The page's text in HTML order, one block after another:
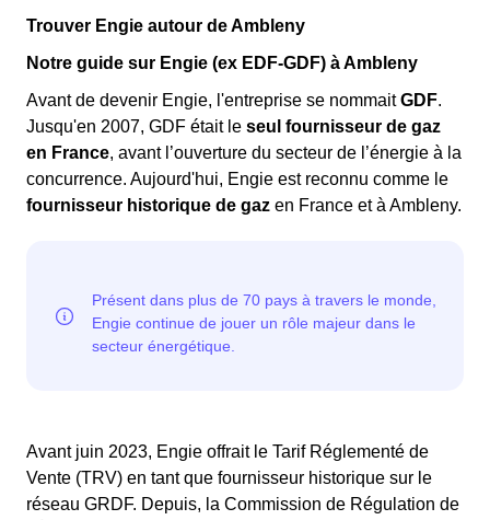
Trouver Engie autour de Ambleny
Notre guide sur Engie (ex EDF-GDF) à Ambleny
Avant de devenir Engie, l'entreprise se nommaitGDF.
Jusqu'en 2007, GDF était le seul fournisseur de gaz
en France, avant l’ouverture du secteur de l’énergie à la
concurrence. Aujourd'hui, Engie est reconnu comme le
fournisseur historique de gaz en France et à Ambleny.
Avant juin 2023, Engie offrait le Tarif Réglementé de
Vente (TRV) en tant que fournisseur historique sur le
réseau GRDF. Depuis, la Commission de Régulation de